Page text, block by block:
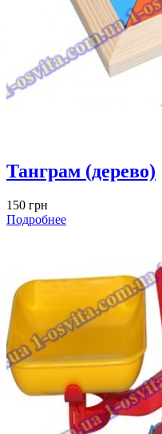
Танграм (дерево)
150 грн
Подробнее